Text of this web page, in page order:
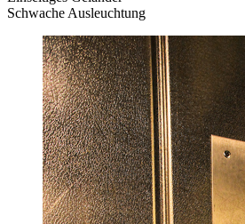
Schwache Ausleuchtung